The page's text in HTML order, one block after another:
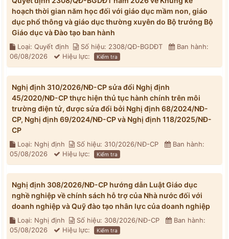
hoạch thời gian năm học đối với giáo dục mầm non, giáo
dục phổ thông và giáo dục thường xuyên do Bộ trưởng Bộ
Giáo dục và Đào tạo ban hành
Loại: Quyết định Số hiệu: 2308/QĐ-BGDĐT
Ban hành:
06/08/2026
Hiệu lực: Kiểm tra
Nghị định 310/2026/NĐ-CP sửa đổi Nghị định
45/2020/NĐ-CP thực hiện thủ tục hành chính trên môi
trường điện tử, được sửa đổi bởi Nghị định 68/2024/NĐ-
CP, Nghị định 69/2024/NĐ-CP và Nghị định 118/2025/NĐ-
CP
Loại: Nghị định Số hiệu: 310/2026/NĐ-CP
Ban hành:
05/08/2026
Hiệu lực: Kiểm tra
Nghị định 308/2026/NĐ-CP hướng dẫn Luật Giáo dục
nghề nghiệp về chính sách hỗ trợ của Nhà nước đối với
doanh nghiệp và Quỹ đào tạo nhân lực của doanh nghiệp
Loại: Nghị định Số hiệu: 308/2026/NĐ-CP
Ban hành:
05/08/2026
Hiệu lực: Kiểm tra